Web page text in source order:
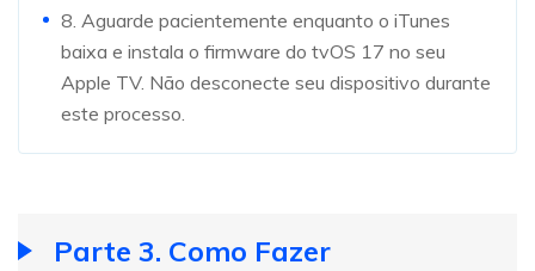
8. Aguarde pacientemente enquanto o iTunes
baixa e instala o firmware do tvOS 17 no seu
Apple TV. Não desconecte seu dispositivo durante
este processo.
Parte 3. Como Fazer